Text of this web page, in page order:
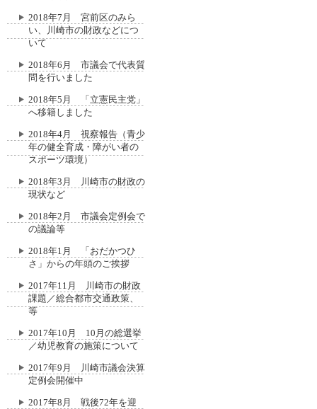
2018年7月 宮前区のみら
い、川崎市の財政などにつ
いて
2018年6月 市議会で代表質
問を行いました
2018年5月 「立憲民主党」
へ移籍しました
2018年4月 視察報告（青少
年の健全育成・障がい者の
スポーツ環境）
2018年3月 川崎市の財政の
現状など
2018年2月 市議会定例会で
の議論等
2018年1月 「おだかつひ
さ」からの年頭のご挨拶
2017年11月 川崎市の財政
課題／総合都市交通政策、
等
2017年10月 10月の総選挙
／幼児教育の施策について
2017年9月 川崎市議会決算
定例会開催中
2017年8月 戦後72年を迎